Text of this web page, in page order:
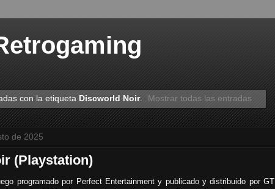
con la etiqueta Discworld Noir. Mostrar todas las entradas
de 2025
(Playstation)
programado por Perfect Entertainment y publicado y distribuido por GT